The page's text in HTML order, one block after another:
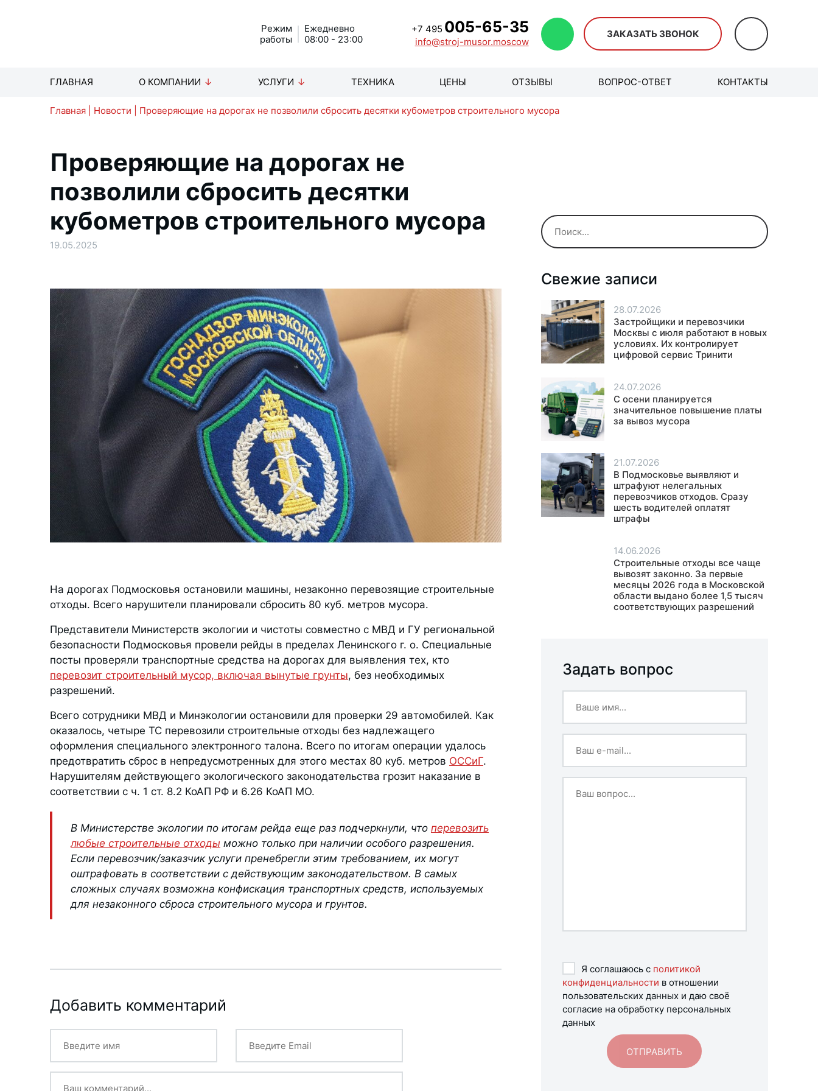
Режим
работы
Ежедневно
08:00 - 23:00
+7 495 005-65-35
info@stroj-musor.moscow
ЗАКАЗАТЬ ЗВОНОК
ГЛАВНАЯ О КОМПАНИИ УСЛУГИ ТЕХНИКА ЦЕНЫ ОТЗЫВЫ ВОПРОС-ОТВЕТ КОНТАКТЫ
Главная Новости Проверяющие на дорогах не позволили сбросить десятки кубометров строительного мусора
Проверяющие на дорогах не
позволили сбросить десятки
кубометров строительного мусора
19.05.2025
На дорогах Подмосковья остановили машины, незаконно перевозящие строительные
отходы. Всего нарушители планировали сбросить 80 куб. метров мусора.
Представители Министерств экологии и чистоты совместно с МВД и ГУ региональной
безопасности Подмосковья провели рейды в пределах Ленинского г. о. Специальные
посты проверяли транспортные средства на дорогах для выявления тех, кто
перевозит строительный мусор, включая вынутые грунты, без необходимых
разрешений.
Всего сотрудники МВД и Минэкологии остановили для проверки 29 автомобилей. Как
оказалось, четыре ТС перевозили строительные отходы без надлежащего
оформления специального электронного талона. Всего по итогам операции удалось
предотвратить сброс в непредусмотренных для этого местах 80 куб. метров ОССиГ.
Нарушителям действующего экологического законодательства грозит наказание в
соответствии с ч. 1 ст. 8.2 КоАП РФ и 6.26 КоАП МО.
В Министерстве экологии по итогам рейда еще раз подчеркнули, что перевозить
любые строительные отходы можно только при наличии особого разрешения.
Если перевозчик/заказчик услуги пренебрегли этим требованием, их могут
оштрафовать в соответствии с действующим законодательством. В самых
сложных случаях возможна конфискация транспортных средств, используемых
для незаконного сброса строительного мусора и грунтов.
Добавить комментарий
Свежие записи
28.07.2026
Застройщики и перевозчики
Москвы с июля работают в новых
условиях. Их контролирует
цифровой сервис Тринити
24.07.2026
С осени планируется
значительное повышение платы
за вывоз мусора
21.07.2026
В Подмосковье выявляют и
штрафуют нелегальных
перевозчиков отходов. Сразу
шесть водителей оплатят
штрафы
14.06.2026
Строительные отходы все чаще
вывозят законно. За первые
месяцы 2026 года в Московской
области выдано более 1,5 тысяч
соответствующих разрешений
Задать вопрос
Я соглашаюсь с политикой
конфиденциальности в отношении
пользовательских данных и даю своё
согласие на обработку персональных
данных